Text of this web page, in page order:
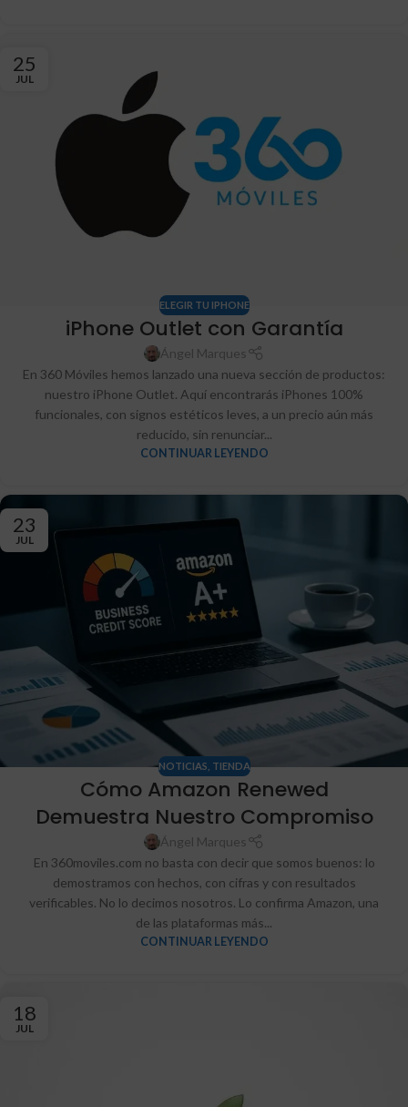
25
JUL
ELEGIR TU IPHONE
iPhone Outlet con Garantía
Ángel Marques
En 360 Móviles hemos lanzado una nueva sección de productos:
nuestro iPhone Outlet. Aquí encontrarás iPhones 100%
funcionales, con signos estéticos leves, a un precio aún más
reducido, sin renunciar...
CONTINUAR LEYENDO
23
JUL
NOTICIAS TIENDA
Cómo Amazon Renewed
Demuestra Nuestro Compromiso
Ángel Marques
En 360moviles.com no basta con decir que somos buenos: lo
demostramos con hechos, con cifras y con resultados
verificables. No lo decimos nosotros. Lo confirma Amazon, una
de las plataformas más...
CONTINUAR LEYENDO
18
JUL